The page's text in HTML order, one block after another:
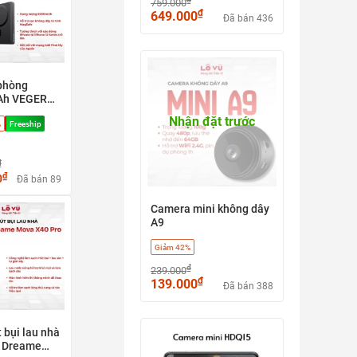
VEGER
có
find
Freeship
₫ Đã bán 89
bụi lau nhà
759.000
649.000₫ Đã bán 436
Nhận đặt trước
Camera mini không dây
A9
Giảm 42%
239.000₫
139.000₫ Đã bán 388